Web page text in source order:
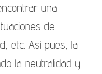
una
de
etc. Así pues, la
la neutralidad y